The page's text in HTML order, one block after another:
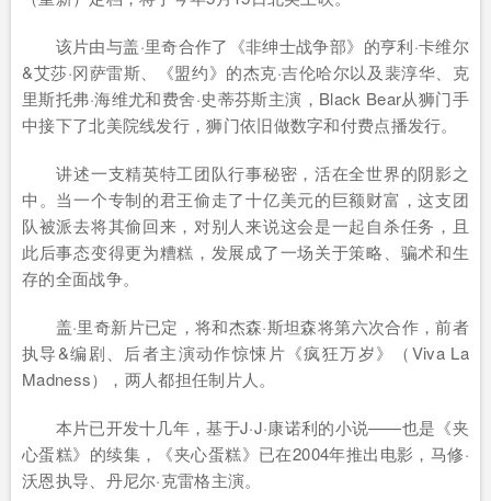
该片由与盖·里奇合作了《非绅士战争部》的亨利·卡维尔
&艾莎·冈萨雷斯、《盟约》的杰克·吉伦哈尔以及裴淳华、克
里斯托弗·海维尤和费舍·史蒂芬斯主演，Black Bear从狮门手
中接下了北美院线发行，狮门依旧做数字和付费点播发行。
讲述一支精英特工团队行事秘密，活在全世界的阴影之
中。当一个专制的君王偷走了十亿美元的巨额财富，这支团
队被派去将其偷回来，对别人来说这会是一起自杀任务，且
此后事态变得更为糟糕，发展成了一场关于策略、骗术和生
存的全面战争。
盖·里奇新片已定，将和杰森·斯坦森将第六次合作，前者
执导&编剧、后者主演动作惊悚片《疯狂万岁》（Viva La
Madness），两人都担任制片人。
本片已开发十几年，基于J·J·康诺利的小说——也是《夹
心蛋糕》的续集，《夹心蛋糕》已在2004年推出电影，马修·
沃恩执导、丹尼尔·克雷格主演。